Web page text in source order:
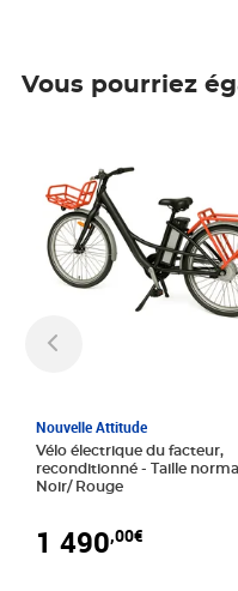
Vous pourriez
Nouvelle Attitude
Vélo électrique du facteur,
reconditionné - Taille normale -
Noir/ Rouge
1 490,00€